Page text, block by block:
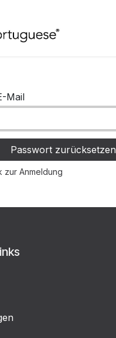
Mail
Passwort zurücksetzen
zur Anmeldung